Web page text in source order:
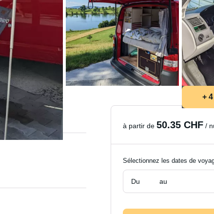
+
à partir de50.35 CHF /
Sélectionnez les dates de
Du au